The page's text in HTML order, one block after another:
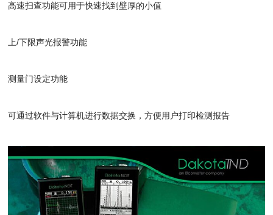
高速扫查功能可用于快速找到壁厚的小值
上/下限声光报警功能
测量门设定功能
可通过软件与计算机进行数据交换，方便用户打印检测报告